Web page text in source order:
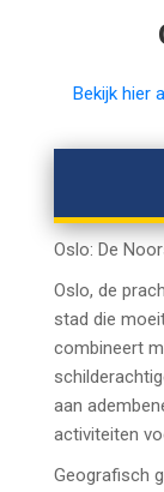
Bekijk hier
Oslo: De
Oslo, de
stad die
combineert
aan
activiteiten
Geografisch